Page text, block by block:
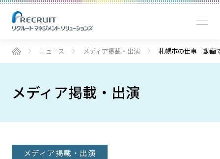
ニュース メディア掲載・出演 札幌市の仕事 動画
メディア掲載・出演
メディア掲載・出演